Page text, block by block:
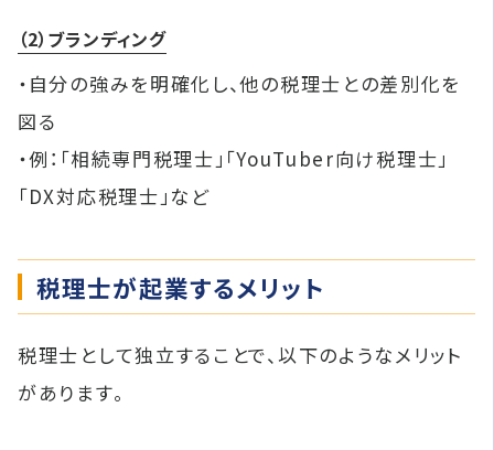
（2）ブランディング
・自分の強みを明確化し、他の税理士との差別化を
図る
・例：「相続専門税理士」「YouTuber向け税理士」
「DX対応税理士」など
税理士が起業するメリット
税理士として独立することで、以下のようなメリット
があります。